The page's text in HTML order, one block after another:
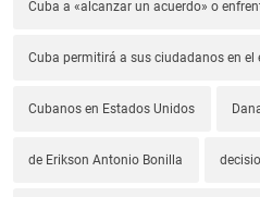
Cuba a «alcanzar un acuerdo» o
Cuba permitirá a sus ciudadanos en el
Cubanos en Estados Unidos
de Erikson Antonio Bonilla